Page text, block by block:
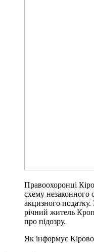
Правоохоронці
схему незаконного
акцизного податку.
річний житель
про підозру.
Як інформує